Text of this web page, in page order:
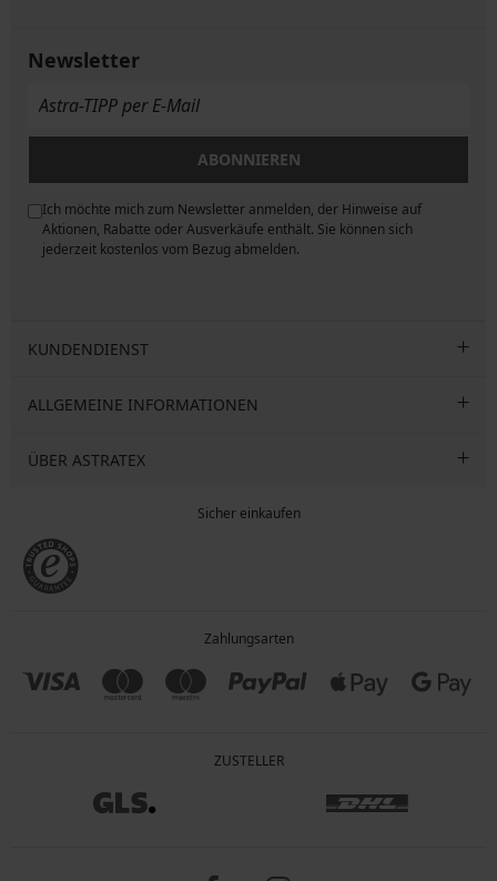
Newsletter
ABONNIEREN
Ich möchte mich zum Newsletter anmelden, der Hinweise auf
Aktionen, Rabatte oder Ausverkäufe enthält. Sie können sich
jederzeit kostenlos vom Bezug abmelden.
KUNDENDIENST
ALLGEMEINE INFORMATIONEN
ÜBER ASTRATEX
Sicher einkaufen
Zahlungsarten
ZUSTELLER